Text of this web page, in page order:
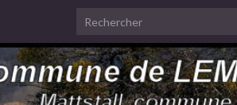
Search for: